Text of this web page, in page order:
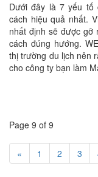
Dưới đây là 7 yếu tố
cách hiệu quả nhất.
nhất định sẽ được gỡ
cách đúng hướng.
thị trường du lịch nên
cho công ty bạn làm
Page 9 of 9
« 1 2 3